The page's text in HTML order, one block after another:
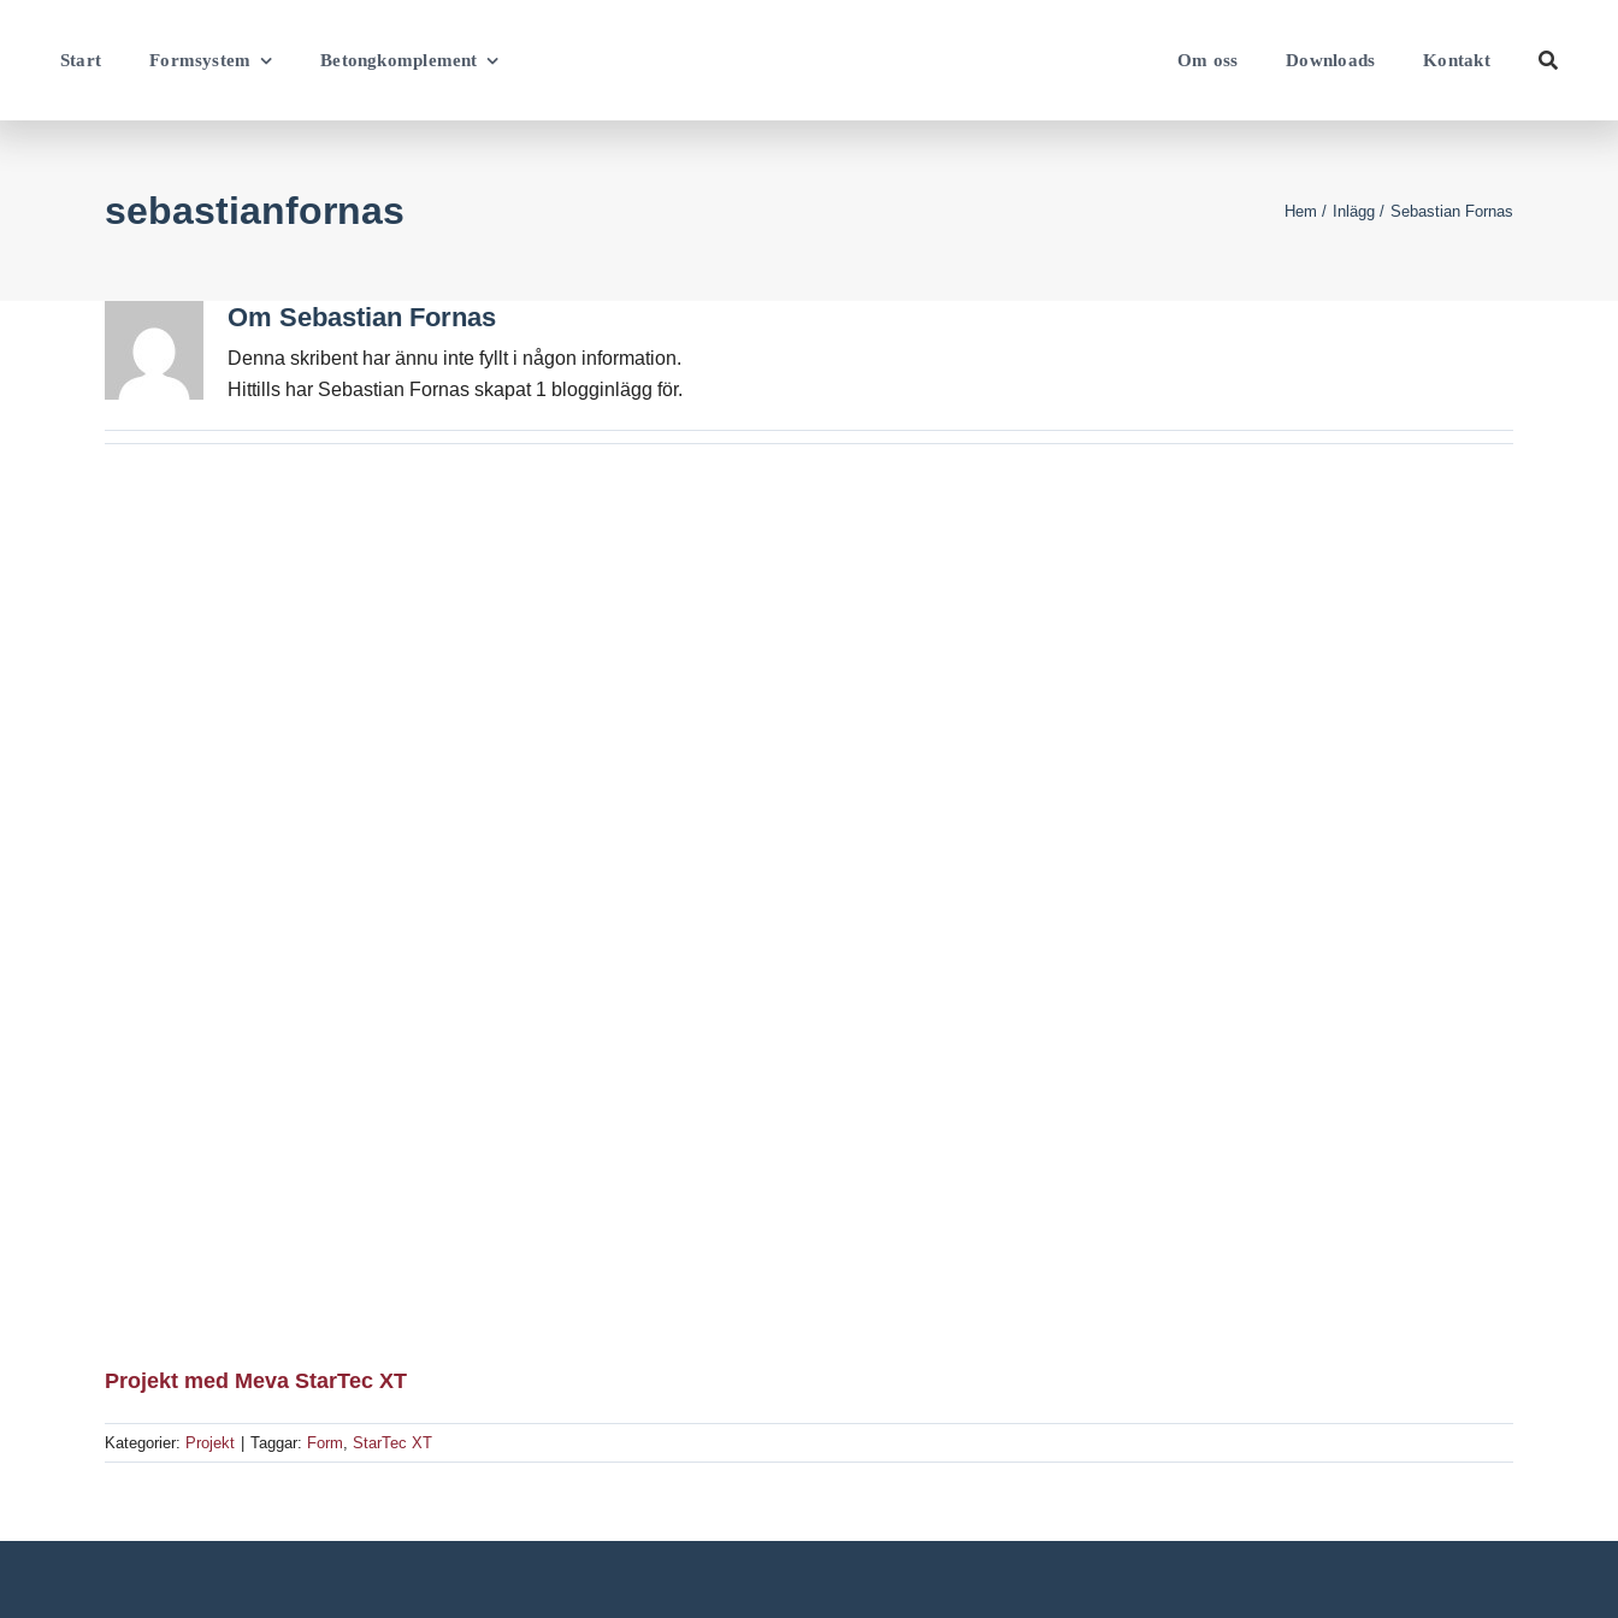
Start Formsystem Betongkomplement Om oss Downloads Kontakt
sebastianfornas Hem Inlägg Sebastian Fornas
Om Sebastian Fornas
Denna skribent har ännu inte fyllt i någon information.
Hittills har Sebastian Fornas skapat 1 blogginlägg för.
Projekt med Meva StarTec XT
Kategorier: Projekt Taggar: Form StarTec XT